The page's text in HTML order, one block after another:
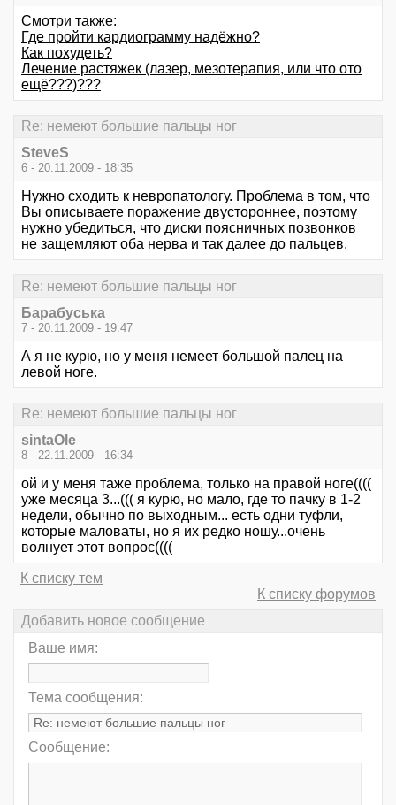
Смотри также:
Где пройти кардиограмму надёжно?
Как похудеть?
Лечение растяжек (лазер, мезотерапия, или что ото
ещё???)???
Re: немеют большие пальцы ног
SteveS
6 - 20.11.2009 - 18:35
Нужно сходить к невропатологу. Проблема в том, что
Вы описываете поражение двустороннее, поэтому
нужно убедиться, что диски поясничных позвонков
не защемляют оба нерва и так далее до пальцев.
Re: немеют большие пальцы ног
Барабуська
7 - 20.11.2009 - 19:47
А я не курю, но у меня немеет большой палец на
левой ноге.
Re: немеют большие пальцы ног
sintaOle
8 - 22.11.2009 - 16:34
ой и у меня таже проблема, только на правой ноге((((
уже месяца 3...((( я курю, но мало, где то пачку в 1-2
недели, обычно по выходным... есть одни туфли,
которые маловаты, но я их редко ношу...очень
волнует этот вопрос((((
К списку тем
К списку форумов
Добавить новое сообщение
Ваше имя:
Тема сообщения:
Сообщение: